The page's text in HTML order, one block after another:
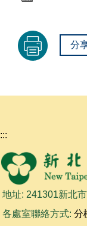
分
:::
地址: 241301新北
各處室聯絡方式: 分